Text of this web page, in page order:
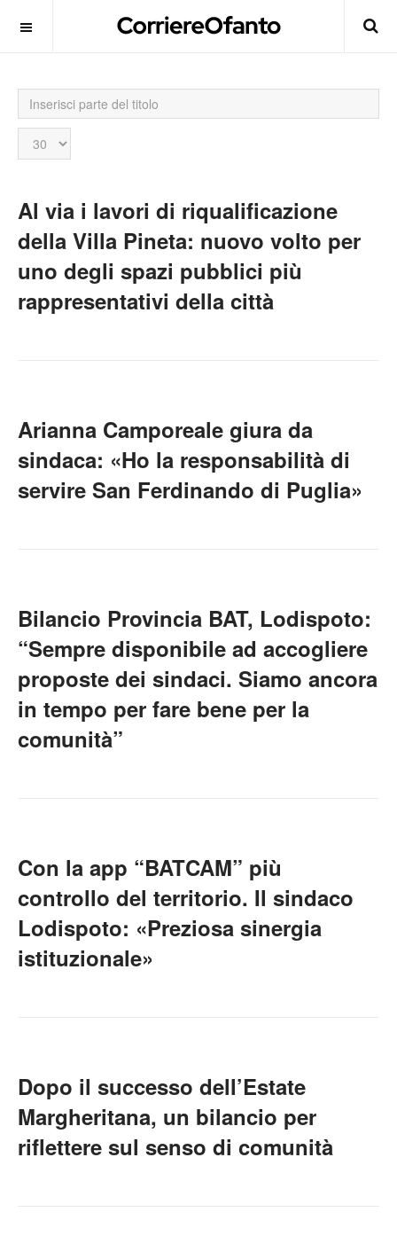
Inserisci
parte
del
titolo
Visualizza
n.
Al via i lavori di riqualificazione
della Villa Pineta: nuovo volto per
uno degli spazi pubblici più
rappresentativi della città
Arianna Camporeale giura da
sindaca: «Ho la responsabilità di
servire San Ferdinando di Puglia»
Bilancio Provincia BAT, Lodispoto:
“Sempre disponibile ad accogliere
proposte dei sindaci. Siamo ancora
in tempo per fare bene per la
comunità”
Con la app “BATCAM” più
controllo del territorio. Il sindaco
Lodispoto: «Preziosa sinergia
istituzionale»
Dopo il successo dell’Estate
Margheritana, un bilancio per
riflettere sul senso di comunità